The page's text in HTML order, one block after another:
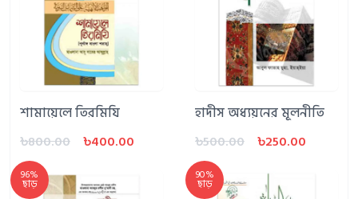
শামায়েলে তিরমিযি
৳800.00
৳400.00
হাদীস অধ্যয়নের মূলনীতি
৳500.00
৳250.00
96%
ছাড়
90%
ছাড়